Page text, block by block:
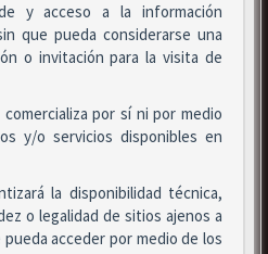
y acceso a la información
que pueda considerarse una
o invitación para la visita de
por sí ni por medio
y/o servicios disponibles en
la disponibilidad técnica,
o legalidad de sitios ajenos a
acceder por medio de los